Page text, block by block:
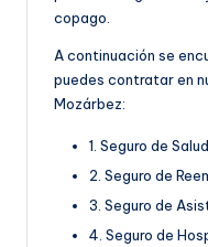
copago.
A continuación se
puedes contratar en
Mozárbez:
1. Seguro de
2. Seguro de
3. Seguro de
4. Seguro de